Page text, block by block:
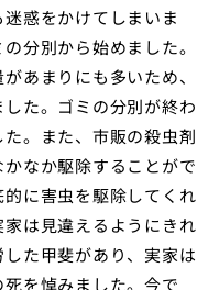
惑をかけてしまいま
分別から始めました。
あまりにも多いため、
た。ゴミの分別が終わ
。また、市販の殺虫剤
なか駆除することがで
に害虫を駆除してくれ
は見違えるようにきれ
た甲斐があり、実家は
を悼みました。今で